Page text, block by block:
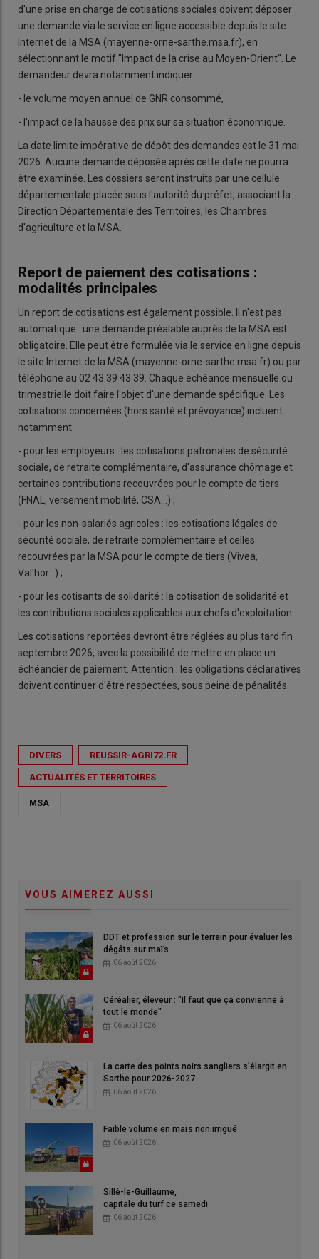
d'une prise en charge de cotisations sociales doivent déposer
une demande via le service en ligne accessible depuis le site
Internet de la MSA (mayenne-orne-sarthe.msa.fr), en
sélectionnant le motif "Impact de la crise au Moyen-Orient". Le
demandeur devra notamment indiquer :
- le volume moyen annuel de GNR consommé,
- l'impact de la hausse des prix sur sa situation économique.
La date limite impérative de dépôt des demandes est le 31 mai
2026. Aucune demande déposée après cette date ne pourra
être examinée. Les dossiers seront instruits par une cellule
départementale placée sous l'autorité du préfet, associant la
Direction Départementale des Territoires, les Chambres
d'agriculture et la MSA.
Report de paiement des cotisations :
modalités principales
Un report de cotisations est également possible. Il n'est pas
automatique : une demande préalable auprès de la MSA est
obligatoire. Elle peut être formulée via le service en ligne depuis
le site Internet de la MSA (mayenne-orne-sarthe.msa.fr) ou par
téléphone au 02 43 39 43 39. Chaque échéance mensuelle ou
trimestrielle doit faire l'objet d'une demande spécifique. Les
cotisations concernées (hors santé et prévoyance) incluent
notamment :
- pour les employeurs : les cotisations patronales de sécurité
sociale, de retraite complémentaire, d'assurance chômage et
certaines contributions recouvrées pour le compte de tiers
(FNAL, versement mobilité, CSA...) ;
- pour les non-salariés agricoles : les cotisations légales de
sécurité sociale, de retraite complémentaire et celles
recouvrées par la MSA pour le compte de tiers (Vivea,
Val'hor...) ;
- pour les cotisants de solidarité : la cotisation de solidarité et
les contributions sociales applicables aux chefs d'exploitation.
Les cotisations reportées devront être réglées au plus tard fin
septembre 2026, avec la possibilité de mettre en place un
échéancier de paiement. Attention : les obligations déclaratives
doivent continuer d'être respectées, sous peine de pénalités.
DIVERS REUSSIR-AGRI72.FR
ACTUALITÉS ET TERRITOIRES
MSA
VOUS AIMEREZ AUSSI
DDT et profession sur le terrain pour évaluer les
dégâts sur maïs
06 août 2026
Céréalier, éleveur : "Il faut que ça convienne à
tout le monde"
06 août 2026
La carte des points noirs sangliers s'élargit en
Sarthe pour 2026-2027
06 août 2026
Faible volume en maïs non irrigué
06 août 2026
Sillé-le-Guillaume,
capitale du turf ce samedi
06 août 2026